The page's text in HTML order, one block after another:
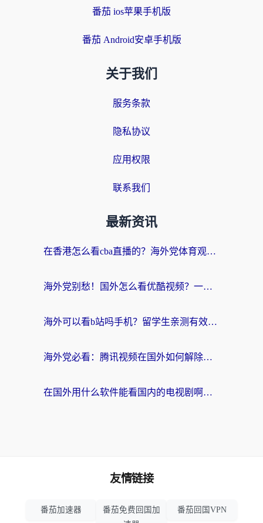
番茄 ios苹果手机版
番茄 Android安卓手机版
关于我们
服务条款
隐私协议
应用权限
联系我们
最新资讯
在香港怎么看cba直播的？海外党体育观赛终极指南：告别版权限制，畅享中文解说
海外党别愁！国外怎么看优酷视频？一招解决追剧、看直播难题
海外可以看b站吗手机？留学生亲测有效的回国加速指南
海外党必看：腾讯视频在国外如何解除地域限制？附优酷咪咕使用指南
在国外用什么软件能看国内的电视剧啊？留学生亲测有效的回国加速方案
友情链接
番茄加速器
番茄免费回国加
番茄回国VPN